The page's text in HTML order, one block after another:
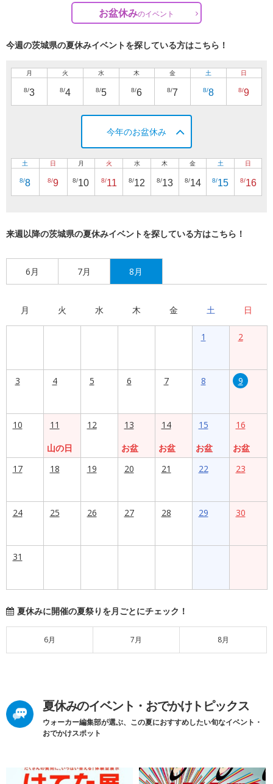
お盆休みのイベント
今週の茨城県の夏休みイベントを探している方はこちら！
月
8/3
火
8/4
水
8/5
木
8/6
金
8/7
土
8/8
日
8/9
今年のお盆休み
土
8/8
日
8/9
月
8/10
火
8/11
水
8/12
木
8/13
金
8/14
土
8/15
日
8/16
来週以降の茨城県の夏休みイベントを探している方はこちら！
6月 7月 8月
月 火 水 木 金 土 日
1 2
3 4 5 6 7 8 9
10
11
山の日
12
13
お盆
14
お盆
15
お盆
16
お盆
17
18 19 20 21 22 23
24 25 26 27 28 29 30
31
夏休みに開催の夏祭りを月ごとにチェック！
6月 7月 8月
夏休みのイベント・おでかけトピックス
ウォーカー編集部が選ぶ、この夏におすすめしたい旬なイベント・
おでかけスポット